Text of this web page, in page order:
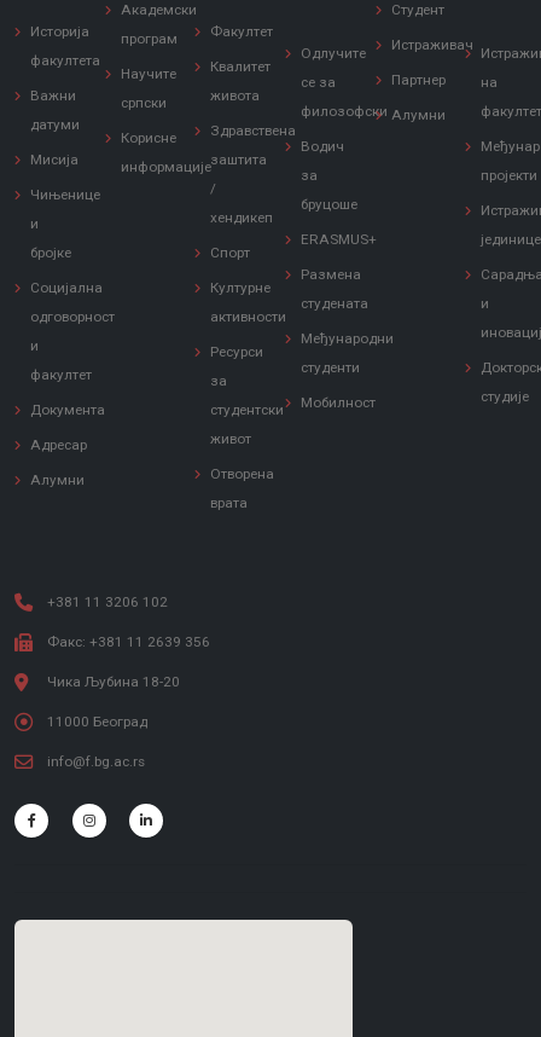
Историја
факултета
Важни
датуми
Мисија
Чињенице
и
бројке
Социјална
одговорност
и
факултет
Документа
Адресар
Алумни
Академски
програм
Научите
српски
Корисне
информације
Факултет
Квалитет
живота
Здравствена
заштита
/
хендикеп
Спорт
Културне
активности
Ресурси
за
студентски
живот
Отворена
врата
Одлучите
се за
филозофски
Водич
за
бруцоше
ERASMUS+
Размена
студената
Међународни
студенти
Мобилност
Студент
Истраживач
Партнер
Алумни
на
пројекти
јединице
и
студије
+381 11 3206 102
Факс: +381 11 2639 356
Чика Љубина 18-20
11000 Београд
info@f.bg.ac.rs